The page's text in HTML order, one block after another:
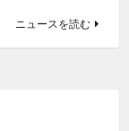
ニュースを読む